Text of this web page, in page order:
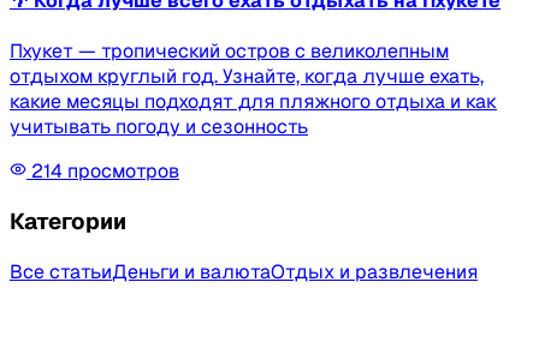
Пхукет — тропический остров с великолепным
отдыхом круглый год. Узнайте, когда лучше ехать,
какие месяцы подходят для пляжного отдыха и как
учитывать погоду и сезонность
214 просмотров
Категории
Все статьиДеньги и валютаОтдых и развлечения